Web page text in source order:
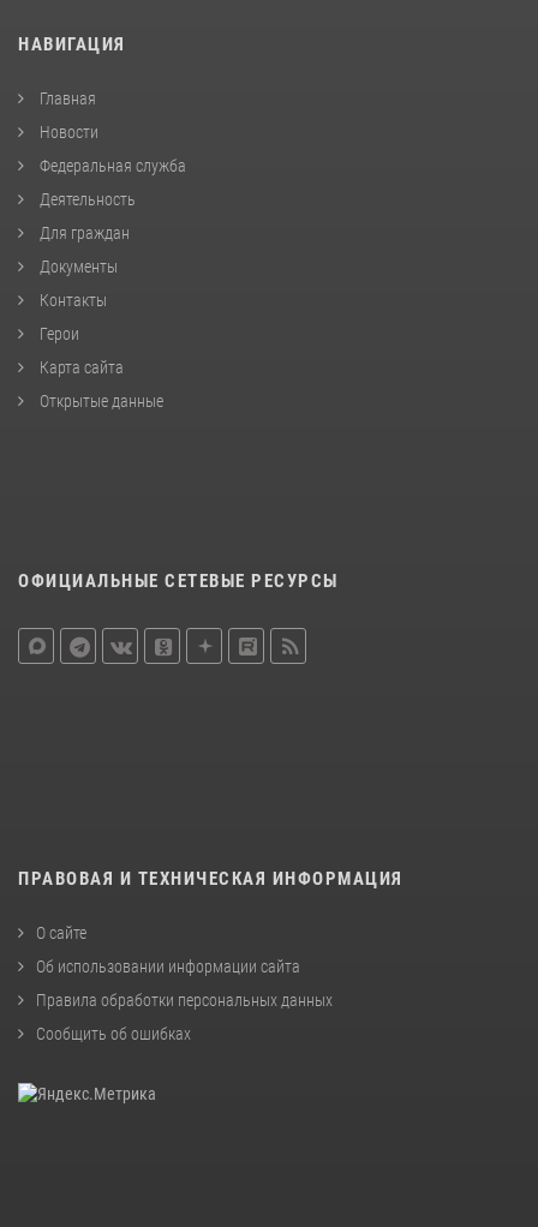
НАВИГАЦИЯ
Главная
Новости
Федеральная служба
Деятельность
Для граждан
Документы
Контакты
Герои
Карта сайта
Открытые данные
ОФИЦИАЛЬНЫЕ СЕТЕВЫЕ РЕСУРСЫ
ПРАВОВАЯ И ТЕХНИЧЕСКАЯ ИНФОРМАЦИЯ
О сайте
Об использовании информации сайта
Правила обработки персональных данных
Сообщить об ошибках